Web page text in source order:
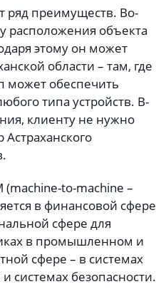
ряд преимуществ. Во-
расположения объекта
этому он может
области – там, где
может обеспечить
типа устройств. В-
клиенту не нужно
(machine-to-machine –
в финансовой сфере
сфере для
в промышленном и
сфере – в системах
системах безопасности.